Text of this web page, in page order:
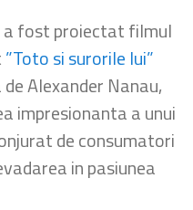
a fost proiectat filmul
”Toto si surorile lui”
Alexander Nanau,
impresionanta a unui
de consumatori
in pasiunea